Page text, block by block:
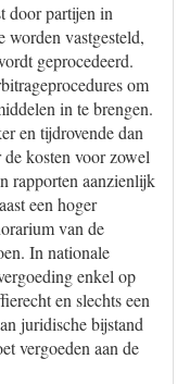
door partijen in
worden vastgesteld,
geprocedeerd.
om
in te brengen.
en tijdrovende dan
kosten voor zowel
rapporten aanzienlijk
een hoger
van de
In nationale
enkel op
en slechts een
juridische bijstand
vergoeden aan de